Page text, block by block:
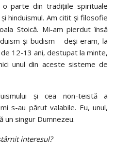
parte din tradițiile spirituale
hinduismul. Am citit și filosofie
Stoică. Mi-am pierdut însă
și budism – deși eram, la
12-13 ani, destupat la minte,
unul din aceste sisteme de
și cea non-teistă a
s-au părut valabile. Eu, unul,
un singur Dumnezeu.
interesul?